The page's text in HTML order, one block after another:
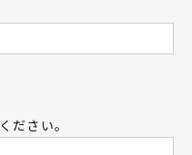
ださい。